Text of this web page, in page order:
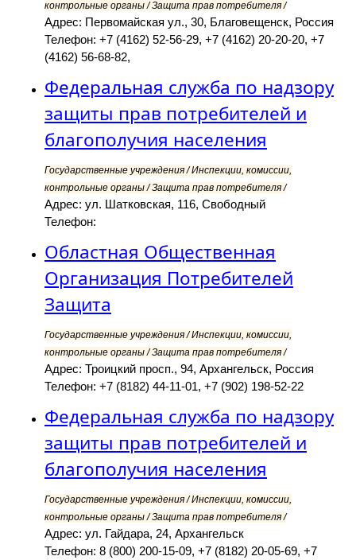
контрольные органы / Защита прав потребителя /
Адрес: Первомайская ул., 30, Благовещенск, Россия
Телефон: +7 (4162) 52-56-29, +7 (4162) 20-20-20, +7
(4162) 56-68-82,
Федеральная служба по надзору
защиты прав потребителей и
благополучия населения
Государственные учреждения / Инспекции, комиссии,
контрольные органы / Защита прав потребителя /
Адрес: ул. Шатковская, 116, Свободный
Телефон:
Областная Общественная
Организация Потребителей
Защита
Государственные учреждения / Инспекции, комиссии,
контрольные органы / Защита прав потребителя /
Адрес: Троицкий просп., 94, Архангельск, Россия
Телефон: +7 (8182) 44-11-01, +7 (902) 198-52-22
Федеральная служба по надзору
защиты прав потребителей и
благополучия населения
Государственные учреждения / Инспекции, комиссии,
контрольные органы / Защита прав потребителя /
Адрес: ул. Гайдара, 24, Архангельск
Телефон: 8 (800) 200-15-09, +7 (8182) 20-05-69, +7